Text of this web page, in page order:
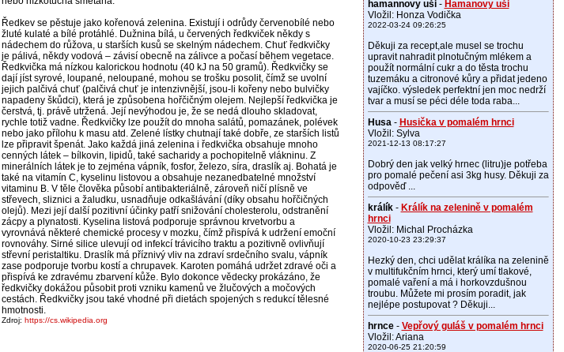
Ředkev se pěstuje jako kořenová zelenina. Existují i odrůdy červenobílé nebo
žluté kulaté a bílé protáhlé. Dužnina bílá, u červených ředkviček někdy s
nádechem do růžova, u starších kusů se skelným nádechem. Chuť ředkvičky
je pálivá, někdy vodová – závisí obecně na zálivce a počasí během vegetace.
Ředkvička má nízkou kalorickou hodnotu (40 kJ na 50 gramů). Ředkvičky se
dají jíst syrové, loupané, neloupané, mohou se trošku posolit, čímž se uvolní
jejich palčivá chuť (palčivá chuť je intenzivnější, jsou-li kořeny nebo bulvičky
napadeny škůdci), která je způsobena hořčičným olejem. Nejlepší ředkvička je
čerstvá, tj. právě utržená. Její nevýhodou je, že se nedá dlouho skladovat,
rychle totiž vadne. Ředkvičky lze použít do mnoha salátů, pomazánek, polévek
nebo jako přílohu k masu atd. Zelené lístky chutnají také dobře, ze starších listů
lze připravit špenát. Jako každá jiná zelenina i ředkvička obsahuje mnoho
cenných látek – bílkovin, lipidů, také sacharidy a pochopitelně vlákninu. Z
minerálních látek je to zejména vápník, fosfor, železo, síra, draslík aj. Bohatá je
také na vitamín C, kyselinu listovou a obsahuje nezanedbatelné množství
vitaminu B. V těle člověka působí antibakteriálně, zároveň ničí plísně ve
střevech, sliznici a žaludku, usnadňuje odkašlávání (díky obsahu hořčičných
olejů). Mezi její další pozitivní účinky patří snižování cholesterolu, odstranění
zácpy a plynatosti. Kyselina listová podporuje správnou krvetvorbu a
vyrovnává některé chemické procesy v mozku, čímž přispívá k udržení emoční
rovnováhy. Sirné silice ulevují od infekcí trávicího traktu a pozitivně ovlivňují
střevní peristaltiku. Draslík má příznivý vliv na zdraví srdečního svalu, vápník
zase podporuje tvorbu kostí a chrupavek. Karoten pomáhá udržet zdravé oči a
přispívá ke zdravému zbarvení kůže. Bylo dokonce vědecky prokázáno, že
ředkvičky dokážou působit proti vzniku kamenů ve žlučových a močových
cestách. Ředkvičky jsou také vhodné při dietách spojených s redukcí tělesné
hmotnosti.
Zdroj: https://cs.wikipedia.org
hamannovy uši- Hamanovy uši
Vložil: Honza Vodička
2022-03-24 09:26:25
Děkuji za recept,ale musel se trochu
upravit nahradit plnotučným mlékem a
použít normální cukr a do těsta trochu
tuzemáku a citronové kůry a přidat jedeno
vajíčko. výsledek perfektní jen moc nedrží
tvar a musí se péci déle toda raba...
Husa- Husička v pomalém hrnci
Vložil: Sylva
2021-12-13 08:17:27
Dobrý den jak velký hrnec (litru)je potřeba
pro pomalé pečení asi 3kg husy. Děkuji za
odpověď ...
králík- Králík na zelenině v pomalém
hrnci
Vložil: Michal Procházka
2020-10-23 23:29:37
Hezký den, chci udělat králíka na zelenině
v multifukčním hrnci, který umí tlakové,
pomalé vaření a má i horkovzdušnou
troubu. Můžete mi prosím poradit, jak
nejlépe postupovat ? Děkuji...
hrnce- Vepřový guláš v pomalém hrnci
Vložil: Ariana
2020-06-25 21:20:59